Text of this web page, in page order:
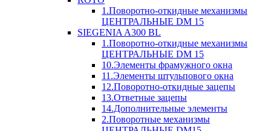
1.Поворотно-откидные механизмы
ЦЕНТРАЛЬНЫЕ DM 15
SIEGENIA A300 BL
1.Поворотно-откидные механизмы
ЦЕНТРАЛЬНЫЕ DM 15
10.Элементы фрамужного окна
11.Элементы штульпового окна
12.Поворотно-откидные зацепы
13.Ответные зацепы
14.Дополнительные элементы
2.Поворотные механизмы